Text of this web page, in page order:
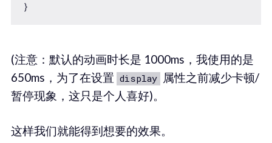
(注意：默认的动画时长是 1000ms，我使用的是
650ms，为了在设置 display
属性之前减少卡顿/
暂停现象，这只是个人喜好)。
这样我们就能得到想要的效果。